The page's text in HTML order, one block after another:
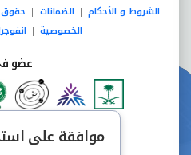
الشروط و الأحكام | الضمانات | حقوق
الخصوصية |
عضو
دفع آمنموافقة على